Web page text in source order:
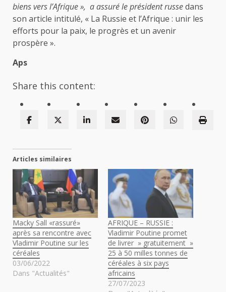
biens vers l’Afrique », a assuré le président russedans
son article intitulé, « La Russie et l’Afrique : unir les
efforts pour la paix, le progrès et un avenir
prospère ».
Aps
Share this content:
Articles similaires
Macky Sall «rassuré»
après sa rencontre avec
Vladimir Poutine sur les
céréales
03/06/2022
Dans "Actualités"
AFRIQUE – RUSSIE :
Vladimir Poutine promet
de livrer » gratuitement »
25 à 50 milles tonnes de
céréales à six pays
africains
27/07/2023